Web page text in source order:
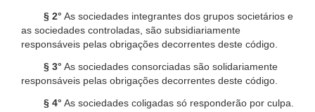
§ 2° As sociedades integrantes dos grupos societários e
as sociedades controladas, são subsidiariamente
responsáveis pelas obrigações decorrentes deste código.
§ 3° As sociedades consorciadas são solidariamente
responsáveis pelas obrigações decorrentes deste código.
§ 4° As sociedades coligadas só responderão por culpa.